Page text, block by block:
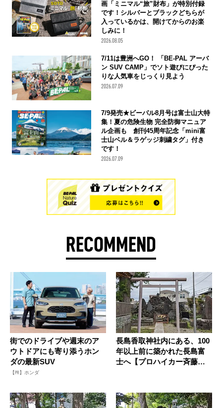
画「ミニマル“旅”財布」が特別付録
です！シルバーとブラックどちらが
入っているかは、開けてからのお楽
しみに！
2026.08.05
7/11は豊洲へGO！ 「BE-PAL アーバ
ン SUV CAMP」でソト遊びにぴった
りな人気車をじっくり見よう
2026.07.09
7/9発売★ビーパル8月号は富士山大特
集！夏の危険生物 完全防御マニュア
ル企画も 創刊45周年記念「mini富
士山ベル＆ラゲッジ刺繍タグ」付き
です！
2026.07.09
RECOMMEND
街でのドライブや週末のア
ウトドアにも寄り添うホン
ダの最新SUV
【PR】ホンダ
長島香取神社内にある、100
年以上前に築かれた長島富
士へ【プロハイカー斉藤正